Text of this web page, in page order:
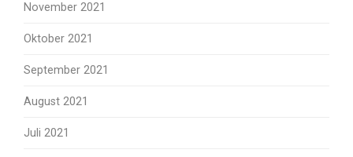
November 2021
Oktober 2021
September 2021
August 2021
Juli 2021